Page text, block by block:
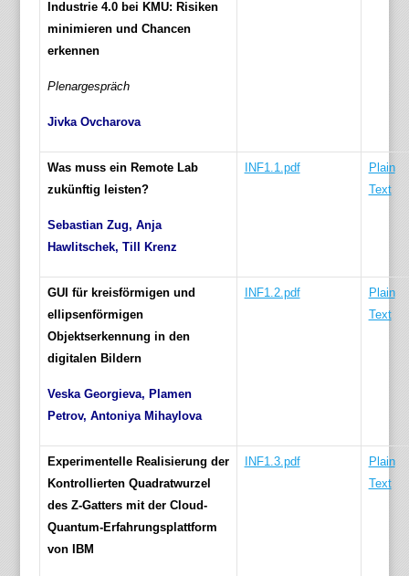
Industrie 4.0 bei KMU: Risiken
minimieren und Chancen
erkennen
Plenargespräch
Jivka Ovcharova
Was muss ein Remote Lab
zukünftig leisten?
Sebastian Zug, Anja
Hawlitschek, Till Krenz
INF1.1.pdf
Plain
Text
GUI für kreisförmigen und
ellipsenförmigen
Objektserkennung in den
digitalen Bildern
Veska Georgieva, Plamen
Petrov, Antoniya Mihaylova
INF1.2.pdf
Plain
Text
Experimentelle Realisierung der
Kontrollierten Quadratwurzel
des Z-Gatters mit der Cloud-
Quantum-Erfahrungsplattform
von IBM
INF1.3.pdf
Plain
Text